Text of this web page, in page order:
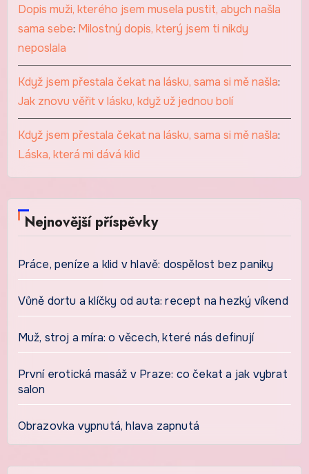
Dopis muži, kterého jsem musela pustit, abych našla
sama sebe: Milostný dopis, který jsem ti nikdy
neposlala
Když jsem přestala čekat na lásku, sama si mě našla:
Jak znovu věřit v lásku, když už jednou bolí
Když jsem přestala čekat na lásku, sama si mě našla:
Láska, která mi dává klid
Nejnovější příspěvky
Práce, peníze a klid v hlavě: dospělost bez paniky
Vůně dortu a klíčky od auta: recept na hezký víkend
Muž, stroj a míra: o věcech, které nás definují
První erotická masáž v Praze: co čekat a jak vybrat
salon
Obrazovka vypnutá, hlava zapnutá